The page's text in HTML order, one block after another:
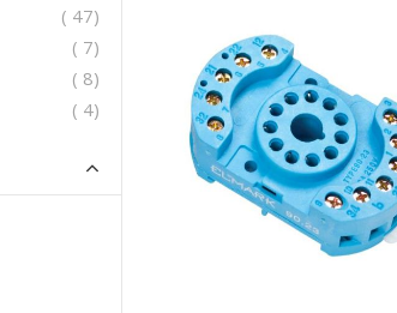
47termék
7termék
8termék
4termék